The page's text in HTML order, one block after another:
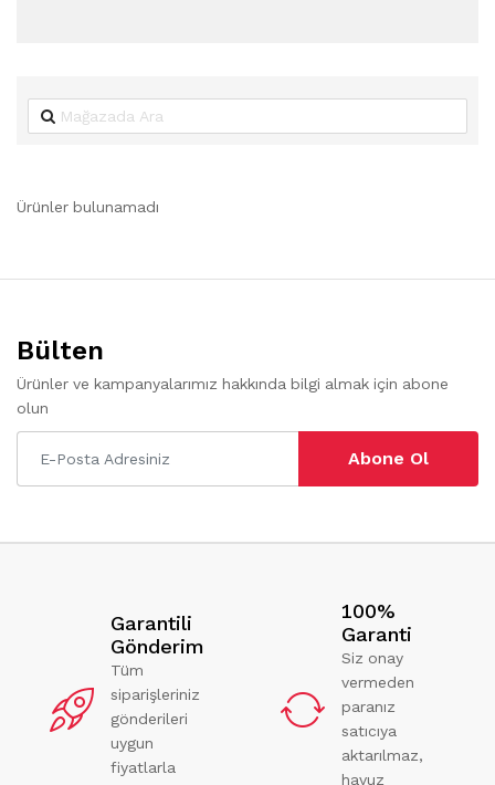
Ürünler bulunamadı
Bülten
Ürünler ve kampanyalarımız hakkında bilgi almak için abone
olun
Abone Ol
Garantili
Gönderim
Tüm
siparişleriniz
gönderileri
uygun
fiyatlarla
100%
Garanti
Siz onay
vermeden
paranız
satıcıya
aktarılmaz,
havuz